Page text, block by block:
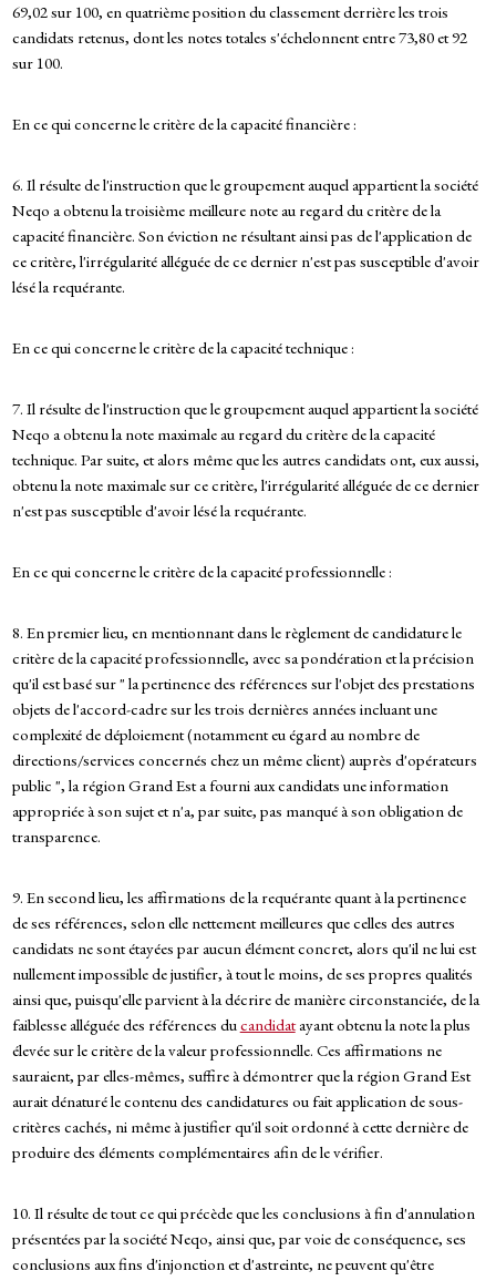
69,02 sur 100, en quatrième position du classement derrière les trois
candidats retenus, dont les notes totales s'échelonnent entre 73,80 et 92
sur 100.
En ce qui concerne le critère de la capacité financière :
6. Il résulte de l'instruction que le groupement auquel appartient la société
Neqo a obtenu la troisième meilleure note au regard du critère de la
capacité financière. Son éviction ne résultant ainsi pas de l'application de
ce critère, l'irrégularité alléguée de ce dernier n'est pas susceptible d'avoir
lésé la requérante.
En ce qui concerne le critère de la capacité technique :
7. Il résulte de l'instruction que le groupement auquel appartient la société
Neqo a obtenu la note maximale au regard du critère de la capacité
technique. Par suite, et alors même que les autres candidats ont, eux aussi,
obtenu la note maximale sur ce critère, l'irrégularité alléguée de ce dernier
n'est pas susceptible d'avoir lésé la requérante.
En ce qui concerne le critère de la capacité professionnelle :
8. En premier lieu, en mentionnant dans le règlement de candidature le
critère de la capacité professionnelle, avec sa pondération et la précision
qu'il est basé sur " la pertinence des références sur l'objet des prestations
objets de l'accord-cadre sur les trois dernières années incluant une
complexité de déploiement (notamment eu égard au nombre de
directions/services concernés chez un même client) auprès d'opérateurs
public ", la région Grand Est a fourni aux candidats une information
appropriée à son sujet et n'a, par suite, pas manqué à son obligation de
transparence.
9. En second lieu, les affirmations de la requérante quant à la pertinence
de ses références, selon elle nettement meilleures que celles des autres
candidats ne sont étayées par aucun élément concret, alors qu'il ne lui est
nullement impossible de justifier, à tout le moins, de ses propres qualités
ainsi que, puisqu'elle parvient à la décrire de manière circonstanciée, de la
faiblesse alléguée des références ducandidatayant obtenu la note la plus
élevée sur le critère de la valeur professionnelle. Ces affirmations ne
sauraient, par elles-mêmes, suffire à démontrer que la région Grand Est
aurait dénaturé le contenu des candidatures ou fait application de sous-
critères cachés, ni même à justifier qu'il soit ordonné à cette dernière de
produire des éléments complémentaires afin de le vérifier.
10. Il résulte de tout ce qui précède que les conclusions à fin d'annulation
présentées par la société Neqo, ainsi que, par voie de conséquence, ses
conclusions aux fins d'injonction et d'astreinte, ne peuvent qu'être